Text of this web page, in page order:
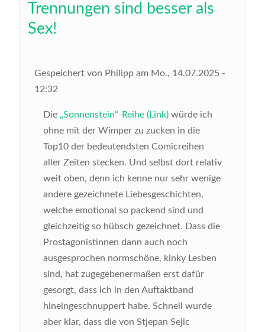
Trennungen sind besser als
Sex!
Gespeichert von Philipp am Mo., 14.07.2025 -
12:32
Die „Sonnenstein“-Reihe (Link) würde ich
ohne mit der Wimper zu zucken in die
Top10 der bedeutendsten Comicreihen
aller Zeiten stecken. Und selbst dort relativ
weit oben, denn ich kenne nur sehr wenige
andere gezeichnete Liebesgeschichten,
welche emotional so packend sind und
gleichzeitig so hübsch gezeichnet. Dass die
Prostagonistinnen dann auch noch
ausgesprochen normschöne, kinky Lesben
sind, hat zugegebenermaßen erst dafür
gesorgt, dass ich in den Auftaktband
hineingeschnuppert habe. Schnell wurde
aber klar, dass die von Stjepan Sejic